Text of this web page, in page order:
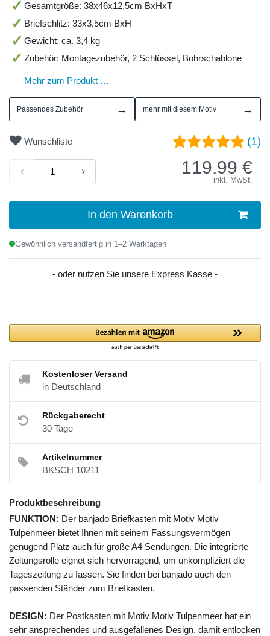
Gesamtgröße: 38x46x12,5cm BxHxT
Briefschlitz: 33x3,5cm BxH
Gewicht: ca. 3,4 kg
Zubehör: Montagezubehör, 2 Schlüssel, Bohrschablone
Mehr zum Produkt …
Passendes Zubehör → mehr mit diesem Motiv →
Wunschliste (1)
119.99 €
inkl. MwSt.
In den Warenkorb
Gewöhnlich versandfertig in 1–2 Werktagen
- oder nutzen Sie unsere Express Kasse -
Kostenloser Versand
in Deutschland
Rückgaberecht
30 Tage
Artikelnummer
BKSCH 10211
Produktbeschreibung
FUNKTION: Der banjado Briefkasten mit Motiv Motiv
Tulpenmeer bietet Ihnen mit seinem Fassungsvermögen
genügend Platz auch für große A4 Sendungen. Die integrierte
Zeitungsrolle eignet sich hervorragend, um unkompliziert die
Tageszeitung zu fassen. Sie finden bei banjado auch den
passenden Ständer zum Briefkasten.
DESIGN: Der Postkasten mit Motiv Motiv Tulpenmeer hat ein
sehr ansprechendes und ausgefallenes Design, damit entlocken